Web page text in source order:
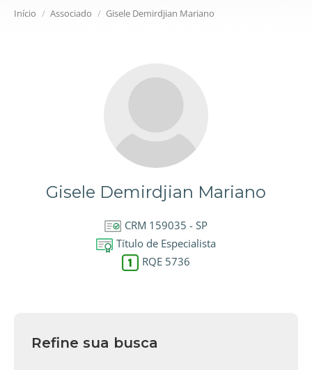
Você está aqui:
Início Associado Gisele Demirdjian Mariano
Gisele Demirdjian Mariano
CRM 159035 - SP
Título de Especialista
RQE 5736
Refine sua busca